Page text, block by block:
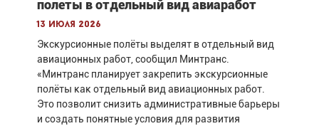
полеты в отдельный вид авиаработ
13 июля 2026
Экскурсионные полёты выделят в отдельный вид
авиационных работ, сообщил Минтранс.
«Минтранс планирует закрепить экскурсионные
полёты как отдельный вид авиационных работ.
Это позволит снизить административные барьеры
и создать понятные условия для развития